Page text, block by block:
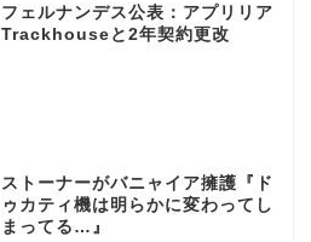
フェルナンデス公表：アプリリア
Trackhouseと2年契約更改
ストーナーがバニャイア擁護『ド
ゥカティ機は明らかに変わってし
まってる…』